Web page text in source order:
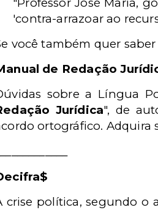
"Professor José Maria,
'contra-arrazoar ao
você também quer
de Redação
sobre a Língua
Jurídica", de
ortográfico. Adquira
crise política, segundo o